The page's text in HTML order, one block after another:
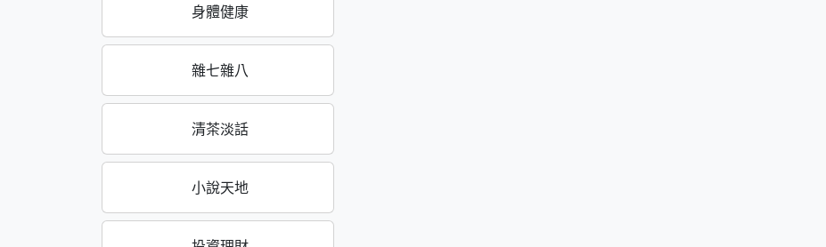
身體健康
雜七雜八
清茶淡話
小說天地